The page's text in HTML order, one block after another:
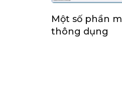
Một số phần
thông dụng